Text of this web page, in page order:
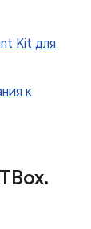
Kit для
к
.